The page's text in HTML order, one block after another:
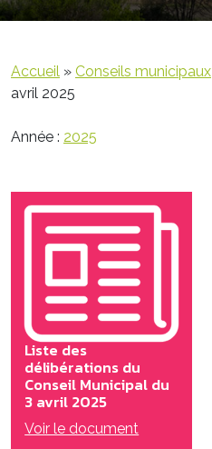
Accueil » Conseils municipaux
avril 2025
Année : 2025
Liste des
délibérations du
Conseil Municipal du
3 avril 2025
Voir le document